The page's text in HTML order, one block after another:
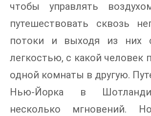
чтобы управлять
путешествовать сквозь
потоки и выходя из них
легкостью, с какой человек
одной комнаты в другую.
Нью-Йорка в
несколько мгновений.